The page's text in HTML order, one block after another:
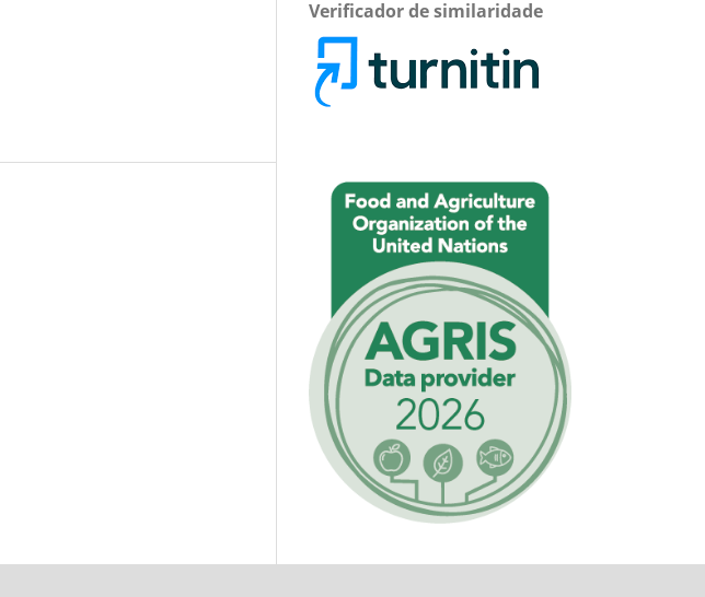
Verificador de similaridade